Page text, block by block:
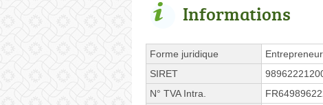
Informations
Forme juridique
SIRET
N° TVA Intra.